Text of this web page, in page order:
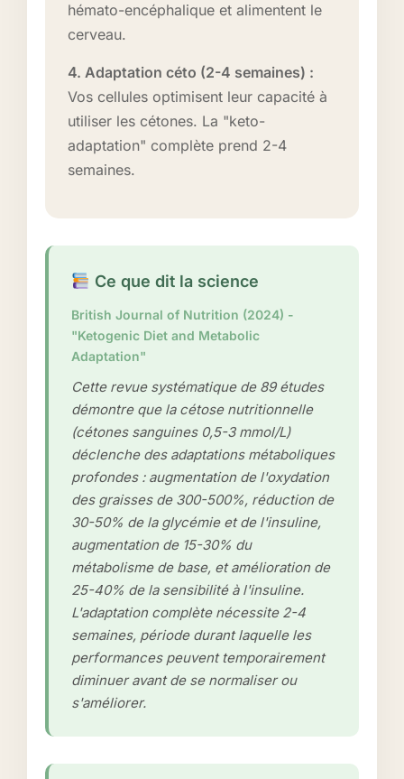
hémato-encéphalique et alimentent le
cerveau.
4. Adaptation céto (2-4 semaines) :
Vos cellules optimisent leur capacité à
utiliser les cétones. La "keto-
adaptation" complète prend 2-4
semaines.
Ce que dit la science
British Journal of Nutrition (2024) -
"Ketogenic Diet and Metabolic
Adaptation"
Cette revue systématique de 89 études
démontre que la cétose nutritionnelle
(cétones sanguines 0,5-3 mmol/L)
déclenche des adaptations métaboliques
profondes : augmentation de l'oxydation
des graisses de 300-500%, réduction de
30-50% de la glycémie et de l'insuline,
augmentation de 15-30% du
métabolisme de base, et amélioration de
25-40% de la sensibilité à l'insuline.
L'adaptation complète nécessite 2-4
semaines, période durant laquelle les
performances peuvent temporairement
diminuer avant de se normaliser ou
s'améliorer.